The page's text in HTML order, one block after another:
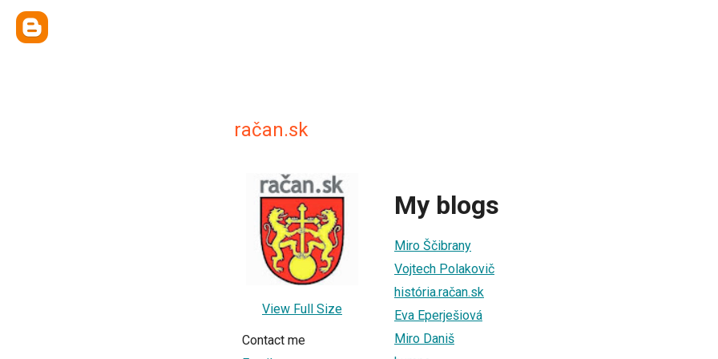
račan.sk
View Full Size
Contact me
My blogs
Miro Ščibrany
Vojtech Polakovič
história.račan.sk
Eva Eperješiová
Miro Daniš